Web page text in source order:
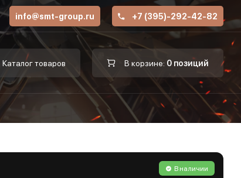
info@smt-group.ru +7 (395)-292-42-82
Каталог товаров В корзине: 0 позиций
В наличии